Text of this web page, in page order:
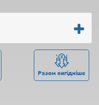
Разом вигідніше